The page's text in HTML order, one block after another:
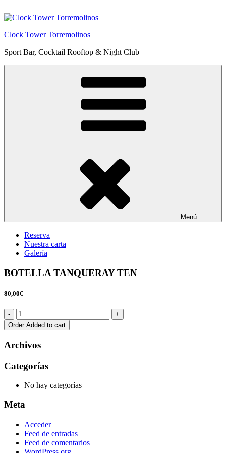
al
Clock Tower Torremolinos
Sport Bar, Cocktail Rooftop & Night Club
Menú
Reserva
Nuestra carta
Galería
BOTELLA TANQUERAY TEN
80,00€
Order Added to cart
Archivos
Categorías
No hay categorías
Meta
Acceder
Feed de entradas
Feed de comentarios